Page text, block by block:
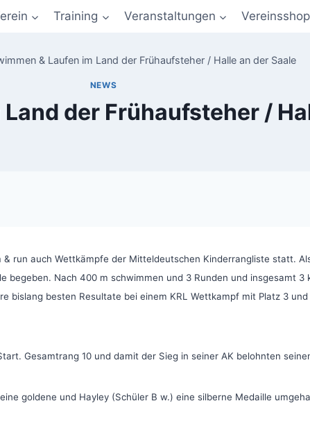
Training Veranstaltungen Vereinsshop
& Laufen im Land der Frühaufsteher / Halle an der Saale
NEWS
der Frühaufsteher /
run auch Wettkämpfe der Mitteldeutschen Kinderrangliste statt.
Nach 400 m schwimmen und 3 Runden und insgesamt
bislang besten Resultate bei einem KRL Wettkampf mit Platz 3
Gesamtrang 10 und damit der Sieg in seiner AK belohnten
goldene und Hayley (Schüler B w.) eine silberne Medaille